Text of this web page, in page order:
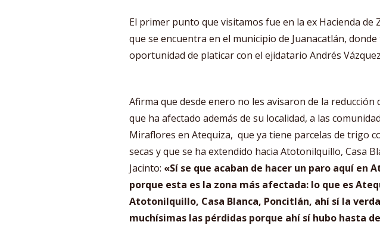
El primer punto que visitamos fue en la ex Hacienda de
que se encuentra en el municipio de Juanacatlán,
oportunidad de platicar con el ejidatario Andrés
Afirma que desde enero no les avisaron de la reducción
que ha afectado además de su localidad, a las
Miraflores en Atequiza, que ya tiene parcelas de trigo
secas y que se ha extendido hacia Atotonilquillo, Casa
Jacinto: «Sí se que acaban de hacer un paro aquí en
porque esta es la zona más afectada: lo que es
Atotonilquillo, Casa Blanca, Poncitlán, ahí sí la
muchísimas las pérdidas porque ahí sí hubo hasta